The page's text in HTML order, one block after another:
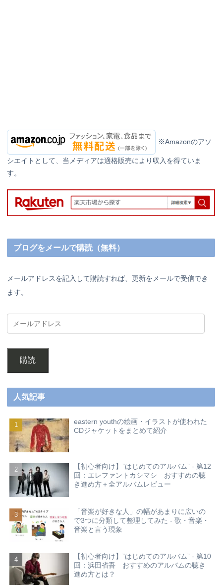
※Amazonのアソ
シエイトとして、当メディアは適格販売により収入を得ていま
す。
ブログをメールで購読（無料）
メールアドレスを記入して購読すれば、更新をメールで受信でき
ます。
購読
人気記事
eastern youthの絵画・イラストが使われた
CDジャケットをまとめて紹介
【初心者向け】”はじめてのアルバム” - 第12
回：エレファントカシマシ おすすめの聴
き進め方＋全アルバムレビュー
「音楽が好きな人」の幅があまりに広いの
で3つに分類して整理してみた - 歌・音楽・
音楽と言う現象
【初心者向け】”はじめてのアルバム” - 第10
回：浜田省吾 おすすめのアルバムの聴き
進め方とは？